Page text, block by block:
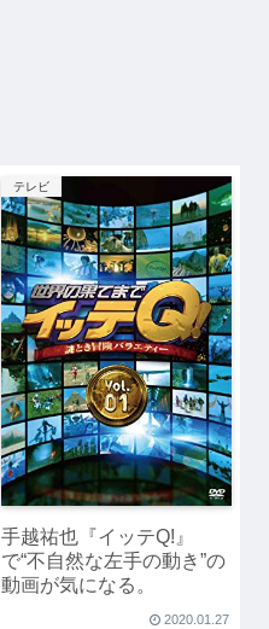
テレビ
手越祐也『イッテQ!』
で“不自然な左手の動き”の
動画が気になる。
2020.01.27